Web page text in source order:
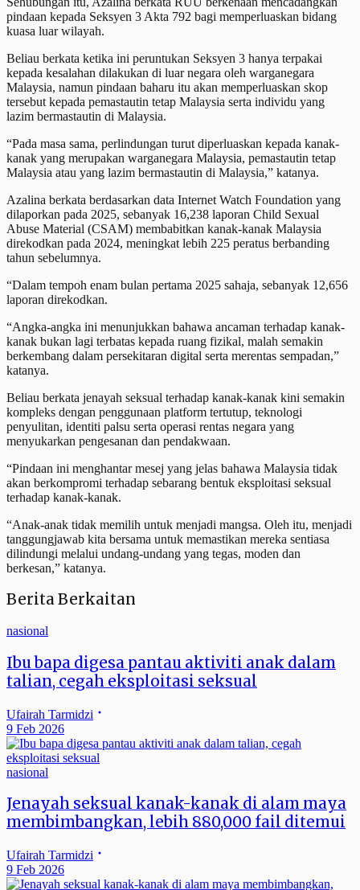
pindaan kepada Seksyen 3 Akta 792 bagi memperluaskan bidang
kuasa luar wilayah.
Beliau berkata ketika ini peruntukan Seksyen 3 hanya terpakai
kepada kesalahan dilakukan di luar negara oleh warganegara
Malaysia, namun pindaan baharu itu akan memperluaskan skop
tersebut kepada pemastautin tetap Malaysia serta individu yang
lazim bermastautin di Malaysia.
“Pada masa sama, perlindungan turut diperluaskan kepada kanak-
kanak yang merupakan warganegara Malaysia, pemastautin tetap
Malaysia atau yang lazim bermastautin di Malaysia,” katanya.
Azalina berkata berdasarkan data Internet Watch Foundation yang
dilaporkan pada 2025, sebanyak 16,238 laporan Child Sexual
Abuse Material (CSAM) membabitkan kanak-kanak Malaysia
direkodkan pada 2024, meningkat lebih 225 peratus berbanding
tahun sebelumnya.
“Dalam tempoh enam bulan pertama 2025 sahaja, sebanyak 12,656
laporan direkodkan.
“Angka-angka ini menunjukkan bahawa ancaman terhadap kanak-
kanak bukan lagi terbatas kepada ruang fizikal, malah semakin
berkembang dalam persekitaran digital serta merentas sempadan,”
katanya.
Beliau berkata jenayah seksual terhadap kanak-kanak kini semakin
kompleks dengan penggunaan platform tertutup, teknologi
penyulitan, identiti palsu serta operasi rentas negara yang
menyukarkan pengesanan dan pendakwaan.
“Pindaan ini menghantar mesej yang jelas bahawa Malaysia tidak
akan berkompromi terhadap sebarang bentuk eksploitasi seksual
terhadap kanak-kanak.
“Anak-anak tidak memilih untuk menjadi mangsa. Oleh itu, menjadi
tanggungjawab kita bersama untuk memastikan mereka sentiasa
dilindungi melalui undang-undang yang tegas, moden dan
berkesan,” katanya.
Berita Berkaitan
nasional
Ibu bapa digesa pantau aktiviti anak dalam
talian, cegah eksploitasi seksual
Ufairah Tarmidzi
9 Feb 2026
nasional
Jenayah seksual kanak-kanak di alam maya
membimbangkan, lebih 880,000 fail ditemui
Ufairah Tarmidzi
9 Feb 2026